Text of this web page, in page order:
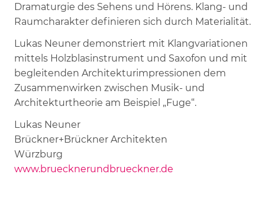
Dramaturgie des Sehens und Hörens. Klang- und
Raumcharakter definieren sich durch Materialität.
Lukas Neuner demonstriert mit Klangvariationen
mittels Holzblasinstrument und Saxofon und mit
begleitenden Architekturimpressionen dem
Zusammenwirken zwischen Musik- und
Architekturtheorie am Beispiel „Fuge“.
Lukas Neuner
Brückner+Brückner Architekten
Würzburg
www.bruecknerundbrueckner.de